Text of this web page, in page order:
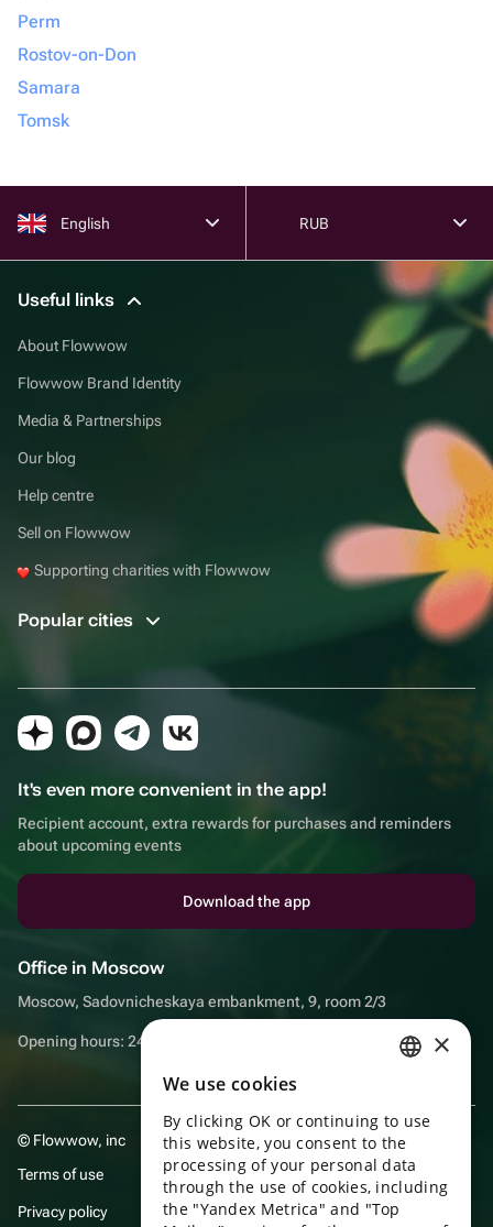
Perm
Rostov-on-Don
Samara
Tomsk
English RUB
Useful links
About Flowwow
Flowwow Brand Identity
Media & Partnerships
Our blog
Help centre
Sell on Flowwow
Supporting charities with Flowwow
Popular cities
It's even more convenient in the app!
Recipient account, extra rewards for purchases and reminders
about upcoming events
Download the app
Office in Moscow
Moscow, Sadovnicheskaya embankment, 9, room 2/3
Opening hours: 24/7
© Flowwow, inc
Terms of use
Privacy policy
ENGLISH
UKRAINIAN
PORTUGUESE
×
We use cookies
By clicking OK or continuing to use
this website, you consent to the
processing of your personal data
through the use of cookies, including
the "Yandex Metrica" and "Top